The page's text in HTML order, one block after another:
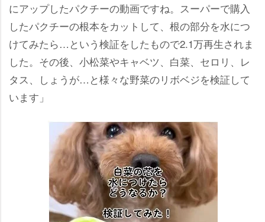
にアップしたパクチーの動画ですね。スーパーで購入
したパクチーの根本をカットして、根の部分を水につ
けてみたら…という検証をしたもので2.1万再生されま
した。その後、小松菜やキャベツ、白菜、セロリ、レ
タス、しょうが…と様々な野菜のリボベジを検証して
います」